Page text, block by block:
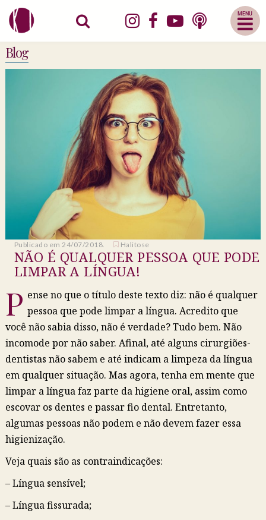
Abrir
Menu
Mobile
Blog
Publicado em 24/07/2018. Halitose
NÃO É QUALQUER PESSOA QUE PODE
LIMPAR A LÍNGUA!
P ense no que o título deste texto diz: não é qualquer
pessoa que pode limpar a língua. Acredito que
você não sabia disso, não é verdade? Tudo bem. Não
incomode por não saber. Afinal, até alguns cirurgiões-
dentistas não sabem e até indicam a limpeza da língua
em qualquer situação. Mas agora, tenha em mente que
limpar a língua faz parte da higiene oral, assim como
escovar os dentes e passar fio dental. Entretanto,
algumas pessoas não podem e não devem fazer essa
higienização.
Veja quais são as contraindicações:
– Língua sensível;
– Língua fissurada;